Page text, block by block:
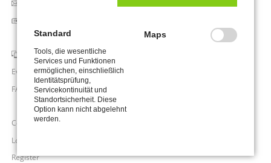
News Boxed
Slider & Testimonials
Events & Dates
FAQ
FAQ List
Contact Form
Login
Register
Standard
Tools, die wesentliche
Services und Funktionen
ermöglichen, einschließlich
Identitätsprüfung,
Servicekontinuität und
Standortsicherheit. Diese
Option kann nicht abgelehnt
werden.
Maps